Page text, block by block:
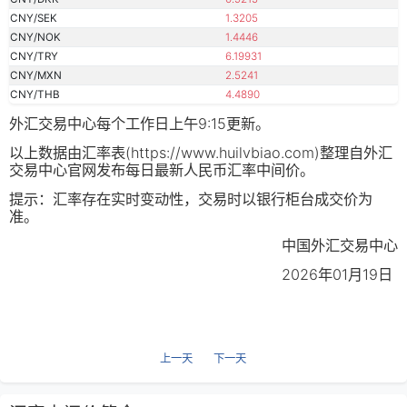
CNY/SEK
1.3205
CNY/NOK
1.4446
CNY/TRY
6.19931
CNY/MXN
2.5241
CNY/THB
4.4890
外汇交易中心每个工作日上午9:15更新。
以上数据由汇率表(https://www.huilvbiao.com)整理自外汇
交易中心官网发布每日最新人民币汇率中间价。
提示：汇率存在实时变动性，交易时以银行柜台成交价为
准。
中国外汇交易中心
2026年01月19日
上一天 下一天